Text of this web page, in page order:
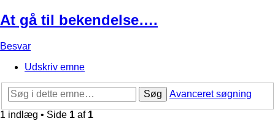
At gå til bekendelse….
Besvar
Udskriv emne
Søg
Avanceret søgning
1 indlæg • Side 1 af 1